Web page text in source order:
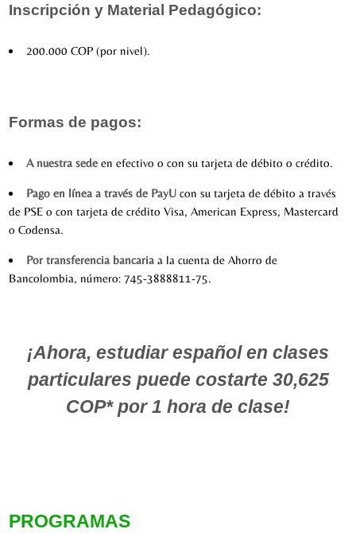
Inscripción y Material Pedagógico:
200.000 COP (por nivel).
Formas de pagos:
A nuestra sedeen efectivo o con su tarjeta de débito o crédito.
Pago en línea a través de PayUcon su tarjeta de débito a través
de PSE o con tarjeta de crédito Visa, American Express, Mastercard
o Codensa.
Por transferencia bancariaa la cuenta de Ahorro de
Bancolombia, número: 745-3888811-75.
¡Ahora, estudiar español en clases
particulares puede costarte 30,625
COP*por 1 hora de clase!
PROGRAMAS